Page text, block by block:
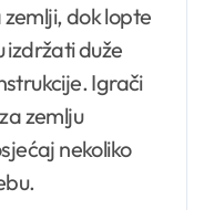
dok lopte
izdržati duže
Igrači
zemlju
nekoliko